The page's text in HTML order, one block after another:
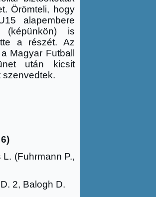
Örömteli, hogy
alapembere
(képünkön) is
a részét. Az
Magyar Futball
után kicsit
szenvedtek.
(Fuhrmann P.,
2, Balogh D.